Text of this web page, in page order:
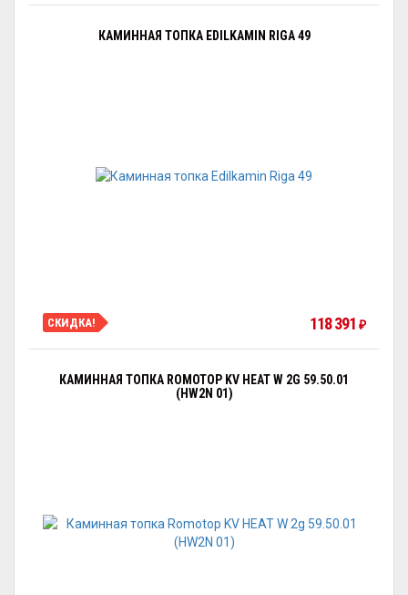
КАМИННАЯ ТОПКА EDILKAMIN RIGA 49
СКИДКА! 118 391 ₽
КАМИННАЯ ТОПКА ROMOTOP KV HEAT W 2G 59.50.01
(HW2N 01)